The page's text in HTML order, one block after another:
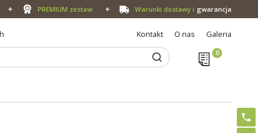
PREMIUM zestaw Warunki dostawy i gwarancja
Kontakt O nas Galeria